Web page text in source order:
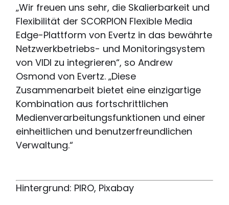
„Wir freuen uns sehr, die Skalierbarkeit und
Flexibilität der SCORPION Flexible Media
Edge-Plattform von Evertz in das bewährte
Netzwerkbetriebs- und Monitoringsystem
von VIDI zu integrieren“, so Andrew
Osmond von Evertz. „Diese
Zusammenarbeit bietet eine einzigartige
Kombination aus fortschrittlichen
Medienverarbeitungsfunktionen und einer
einheitlichen und benutzerfreundlichen
Verwaltung.“
Hintergrund: PIRO, Pixabay